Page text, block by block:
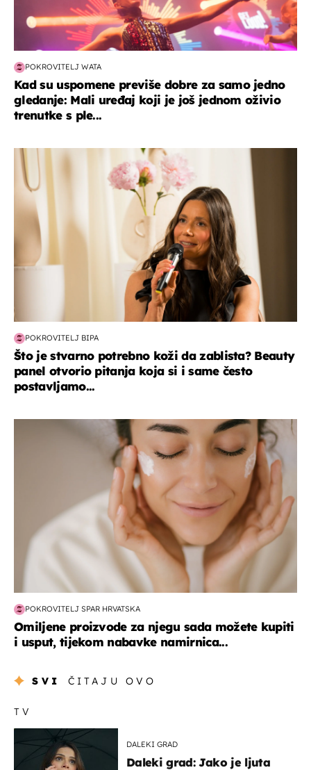
POKROVITELJ WATA
Kad su uspomene previše dobre za samo jedno
gledanje: Mali uređaj koji je još jednom oživio
trenutke s ple...
moda & ljepota
POKROVITELJ BIPA
Što je stvarno potrebno koži da zablista? Beauty
panel otvorio pitanja koja si i same često
postavljamo...
moda & ljepota
POKROVITELJ SPAR HRVATSKA
Omiljene proizvode za njegu sada možete kupiti
i usput, tijekom nabavke namirnica...
SVI ČITAJU OVO
TV
DALEKI GRAD
Daleki grad: Jako je ljuta